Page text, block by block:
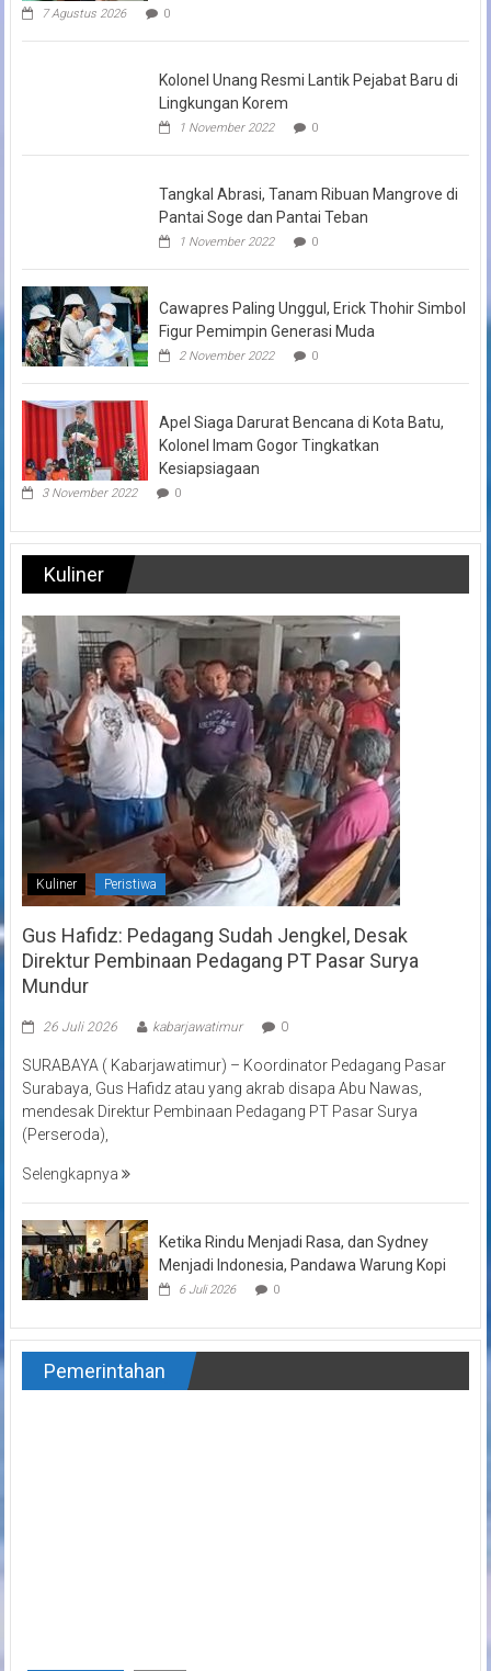
7 Agustus 2026 0
Kolonel Unang Resmi Lantik Pejabat Baru di
Lingkungan Korem
1 November 2022 0
Tangkal Abrasi, Tanam Ribuan Mangrove di
Pantai Soge dan Pantai Teban
1 November 2022 0
Cawapres Paling Unggul, Erick Thohir Simbol
Figur Pemimpin Generasi Muda
2 November 2022 0
Apel Siaga Darurat Bencana di Kota Batu,
Kolonel Imam Gogor Tingkatkan
Kesiapsiagaan
3 November 2022 0
Kuliner
Kuliner Peristiwa
Gus Hafidz: Pedagang Sudah Jengkel, Desak
Direktur Pembinaan Pedagang PT Pasar Surya
Mundur
26 Juli 2026 kabarjawatimur 0
SURABAYA ( Kabarjawatimur) – Koordinator Pedagang Pasar
Surabaya, Gus Hafidz atau yang akrab disapa Abu Nawas,
mendesak Direktur Pembinaan Pedagang PT Pasar Surya
(Perseroda),
Selengkapnya
Ketika Rindu Menjadi Rasa, dan Sydney
Menjadi Indonesia, Pandawa Warung Kopi
6 Juli 2026 0
Pemerintahan